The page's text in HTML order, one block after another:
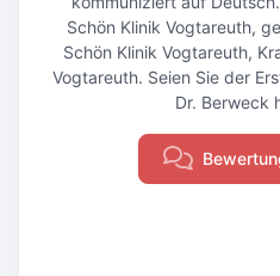
Schön Klinik Vogtareuth,
Schön Klinik Vogtareuth,
Vogtareuth. Seien Sie der
Dr. Berweck